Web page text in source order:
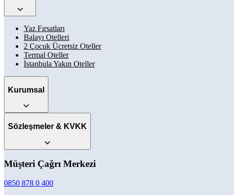
Yaz Fırsatları
Balayı Otelleri
2 Çocuk Ücretsiz Oteller
Termal Oteller
İstanbula Yakın Oteller
Kurumsal
Sözleşmeler & KVKK
Müşteri Çağrı Merkezi
0850 878 0 400